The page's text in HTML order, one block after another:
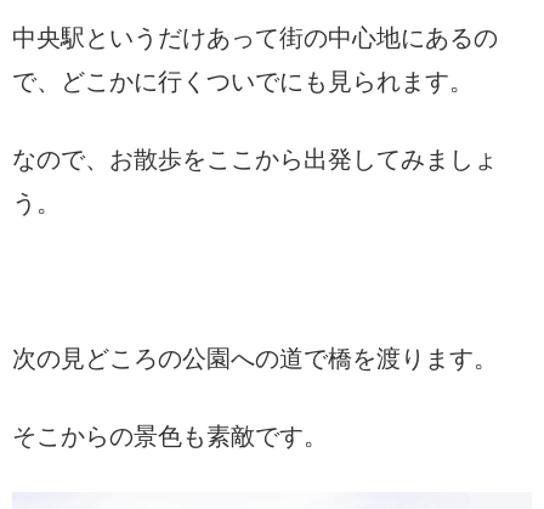
中央駅というだけあって街の中心地にあるの
で、どこかに行くついでにも見られます。
なので、お散歩をここから出発してみましょ
う。
次の見どころの公園への道で橋を渡ります。
そこからの景色も素敵です。